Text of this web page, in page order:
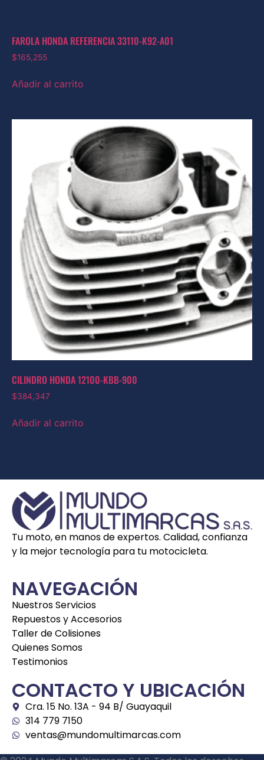
FAROLA HONDA REFERENCIA 33110-K92-A01
$165,255
Añadir al carrito
CILINDRO HONDA 12100-KBB-900
$384,347
Añadir al carrito
Tu moto, en manos de expertos. Calidad, confianza
y la mejor tecnología para tu motocicleta.
NAVEGACIÓN
Nuestros Servicios
Repuestos y Accesorios
Taller de Colisiones
Quienes Somos
Testimonios
CONTACTO Y UBICACIÓN
Cra. 15 No. 13A - 94 B/ Guayaquil
314 779 7150
ventas@mundomultimarcas.com